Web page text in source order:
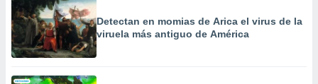
e
mediante
publicidad
Detectan en momias de Arica el virus de la
viruela más antiguo de América